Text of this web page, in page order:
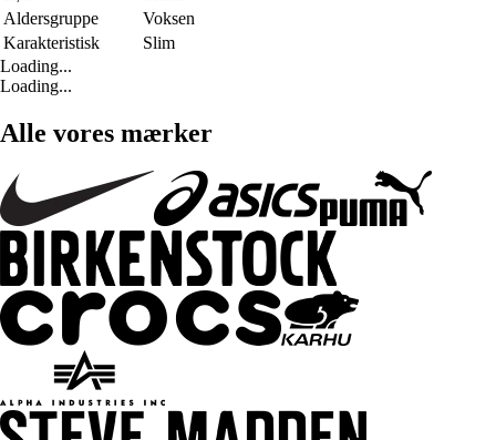
Aldersgruppe
Voksen
Karakteristisk
Slim
Loading...
Loading...
Alle vores mærker